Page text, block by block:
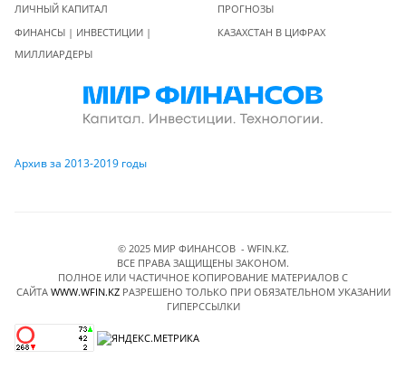
ЛИЧНЫЙ КАПИТАЛ
ФИНАНСЫ | ИНВЕСТИЦИИ |
МИЛЛИАРДЕРЫ
ПРОГНОЗЫ
КАЗАХСТАН В ЦИФРАХ
Архив за 2013-2019 годы
© 2025 МИР ФИНАНСОВ - WFIN.KZ.
ВСЕ ПРАВА ЗАЩИЩЕНЫ ЗАКОНОМ.
ПОЛНОЕ ИЛИ ЧАСТИЧНОЕ КОПИРОВАНИЕ МАТЕРИАЛОВ C
САЙТА WWW.WFIN.KZРАЗРЕШЕНО ТОЛЬКО ПРИ ОБЯЗАТЕЛЬНОМ УКАЗАНИИ
ГИПЕРССЫЛКИ